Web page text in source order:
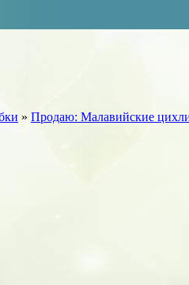
» Продаю: Малавийские